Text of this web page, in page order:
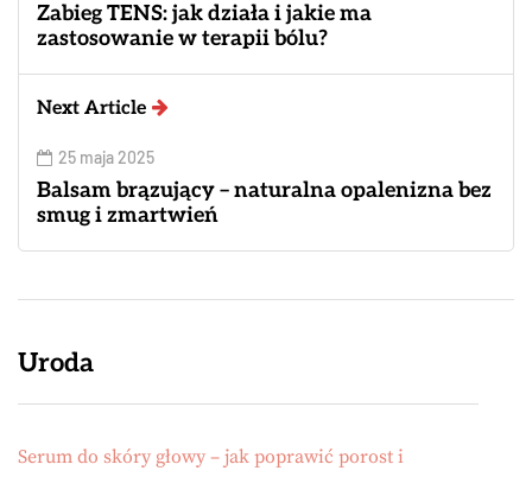
Zabieg TENS: jak działa i jakie ma
zastosowanie w terapii bólu?
Next Article
25 maja 2025
Balsam brązujący – naturalna opalenizna bez
smug i zmartwień
Uroda
Serum do skóry głowy – jak poprawić porost i